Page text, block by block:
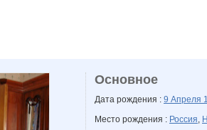
Основное
Дата рождения : 9 Апреля
Место рождения : Россия,